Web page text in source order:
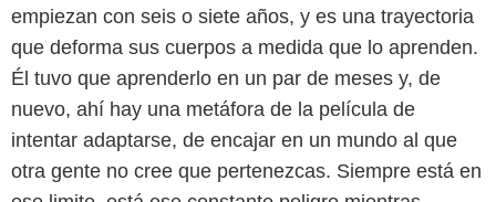
empiezan con seis o siete años, y es una trayectoria
que deforma sus cuerpos a medida que lo aprenden.
Él tuvo que aprenderlo en un par de meses y, de
nuevo, ahí hay una metáfora de la película de
intentar adaptarse, de encajar en un mundo al que
otra gente no cree que pertenezcas. Siempre está en